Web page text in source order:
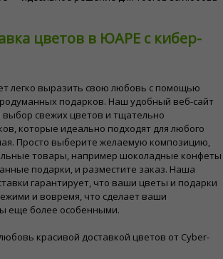
цветов в ЮАРЕ с кибер-
легко выразить свою любовь с помощью
подарков. Наш удобный веб-сайт
свежих цветов и тщательно
которые идеально подходят для любого
Просто выберите желаемую композицию,
товары, например шоколадные конфеты
подарки, и разместите заказ. Наша
гарантирует, что ваши цветы и подарки
и вовремя, что сделает ваши
еще более особенными.
красивой доставкой цветов от Cyber-